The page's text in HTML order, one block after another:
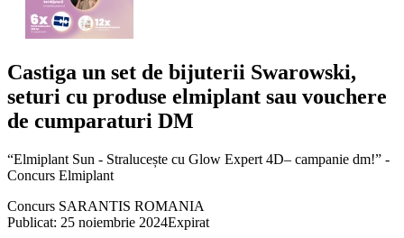
Castiga un set de bijuterii Swarowski,
seturi cu produse elmiplant sau vouchere
de cumparaturi DM
“Elmiplant Sun - Stralucește cu Glow Expert 4D– campanie dm!” -
Concurs Elmiplant
Concurs SARANTIS ROMANIA
Publicat: 25 noiembrie 2024Expirat